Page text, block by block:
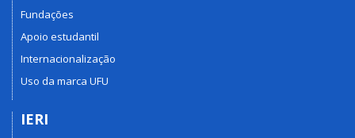
Fundações
Apoio estudantil
Internacionalização
Uso da marca UFU
IERI